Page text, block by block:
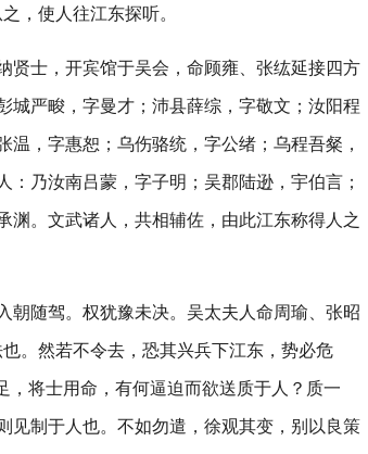
，使人往江东探听。
贤士，开宾馆于吴会，命顾雍、张纮延接四方
城严畯，字曼才；沛县薛综，字敬文；汝阳程
，字惠恕；乌伤骆统，字公绪；乌程吾粲，
乃汝南吕蒙，字子明；吴郡陆逊，宇伯言；
渊。文武诸人，共相辅佐，由此江东称得人之
朝随驾。权犹豫未决。吴太夫人命周瑜、张昭
。然若不令去，恐其兴兵下江东，势必危
，将士用命，有何逼迫而欲送质于人？质一
见制于人也。不如勿遣，徐观其变，别以良策